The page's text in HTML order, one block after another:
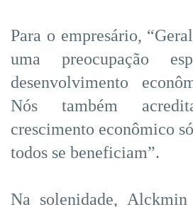
Para o empresário,
uma preocupação
desenvolvimento
Nós também
crescimento econômico
todos se beneficiam”.
Na solenidade, Alckmin